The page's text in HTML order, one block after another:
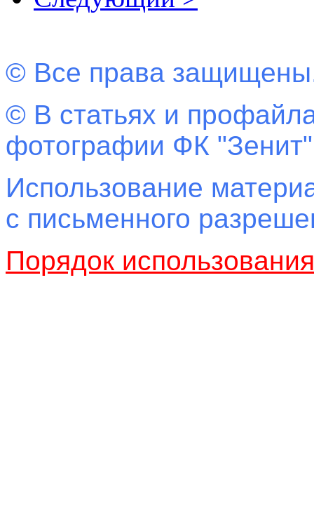
© Все права
© В статьях и
фотографии ФК
Использование
с письменного
Порядок